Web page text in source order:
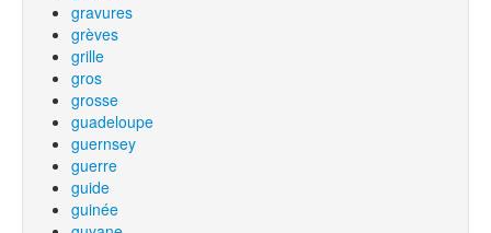
gravures
grèves
grille
gros
grosse
guadeloupe
guernsey
guerre
guide
guinée